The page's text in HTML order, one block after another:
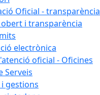
Oficial - transparència
i transparència
electrònica
oficial - Oficines
Serveis
gestions